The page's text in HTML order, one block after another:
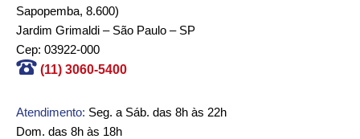
Sapopemba, 8.600)
Jardim Grimaldi – São Paulo – SP
Cep: 03922-000
(11) 3060-5400
Atendimento: Seg. a Sáb. das 8h às 22h
Dom. das 8h às 18h